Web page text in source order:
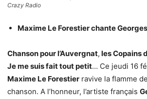
Crazy Radio
Maxime Le Forestier chante
Chanson pour l’Auvergnat, les Copains
Je me suis fait tout petit… Ce jeudi 16
Maxime Le Forestier ravive la flamme de
chanson. A l’honneur, l’artiste français